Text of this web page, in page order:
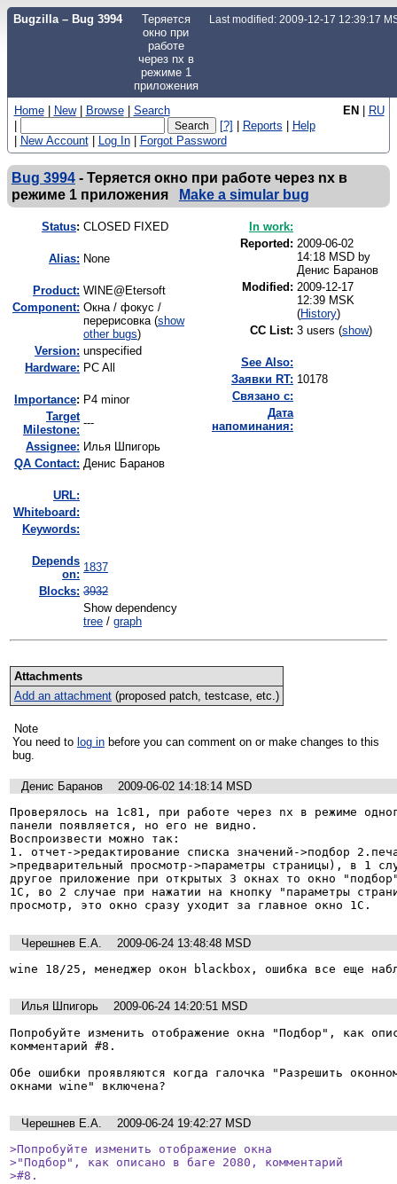
Bugzilla – Bug 3994
Теряется
окно при
работе
через nx в
режиме 1
приложения
Last modified: 2009-12-17 12:39:17
EN | RU
Home | New | Browse | Search
|
[?] | Reports | Help
| New Account | Log In | Forgot Password
Bug 3994 - Теряется окно при работе через nx в
режиме 1 приложения
Make a simular bug
Status: CLOSED FIXED
Alias: None
Product: WINE@Etersoft
Component: Окна / фокус /
перерисовка (show
other bugs)
Version: unspecified
Hardware: PC All
mportance: P4 minor
Target
Milestone:
---
Assignee: Илья Шпигорь
QA Contact: Денис Баранов
URL:
Whiteboard:
Keywords:
Depends
on:
1837
Blocks: 3932
Show dependency
tree / graph
In work:
Reported: 2009-06-02
14:18 MSD by
Денис Баранов
Modified: 2009-12-17
12:39 MSK
(History)
CC List: 3 users (show)
See Also:
Заявки RT: 10178
Связано с:
Дата
напоминания:
Attachments
Add an attachment(proposed patch, testcase, etc.)
Note
You need to log in
bug.
Денис Баранов
2009-06-02 14:18:14 MSD
Проверялось на 1с81, при работе через nx в режиме
панели появляется, но его не видно.
Воспроизвести можно так:
1. отчет->редактирование списка значений->подбор
>предварительный просмотр->параметры страницы), в 1
другое приложение при открытых 3 окнах то окно
1С, во 2 случае при нажатии на кнопку "параметры
просмотр, это окно сразу уходит за главное окно 1С.
Черешнев Е.А.
2009-06-24 13:48:48 MSD
wine 18/25, менеджер окон blackbox, ошибка все еще
Илья Шпигорь
2009-06-24 14:20:51 MSD
Попробуйте изменить отображение окна "Подбор", как
комментарий #8.
Обе ошибки проявляются когда галочка "Разрешить
окнами wine" включена?
Черешнев Е.А.
2009-06-24 19:42:27 MSD
>Попробуйте изменить отображение окна
>"Подбор", как описано в баге 2080, комментарий
>#8.